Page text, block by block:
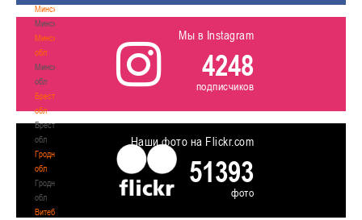
Минск
Минск
Минская
обл
Минская
обл
Брестская
обл
Брестская
обл
Гродненская
обл
Гродненская
обл
Витебская
Мы в Instagram
4248
подписчиков
Наши фото на Flickr.com
51393
фото